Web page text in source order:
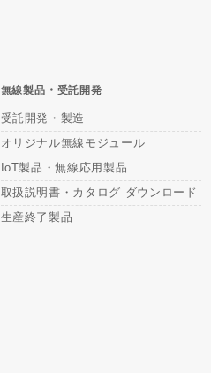
無線製品・受託開発
受託開発・製造
オリジナル無線モジュール
IoT製品・無線応用製品
取扱説明書・カタログ ダウンロード
生産終了製品